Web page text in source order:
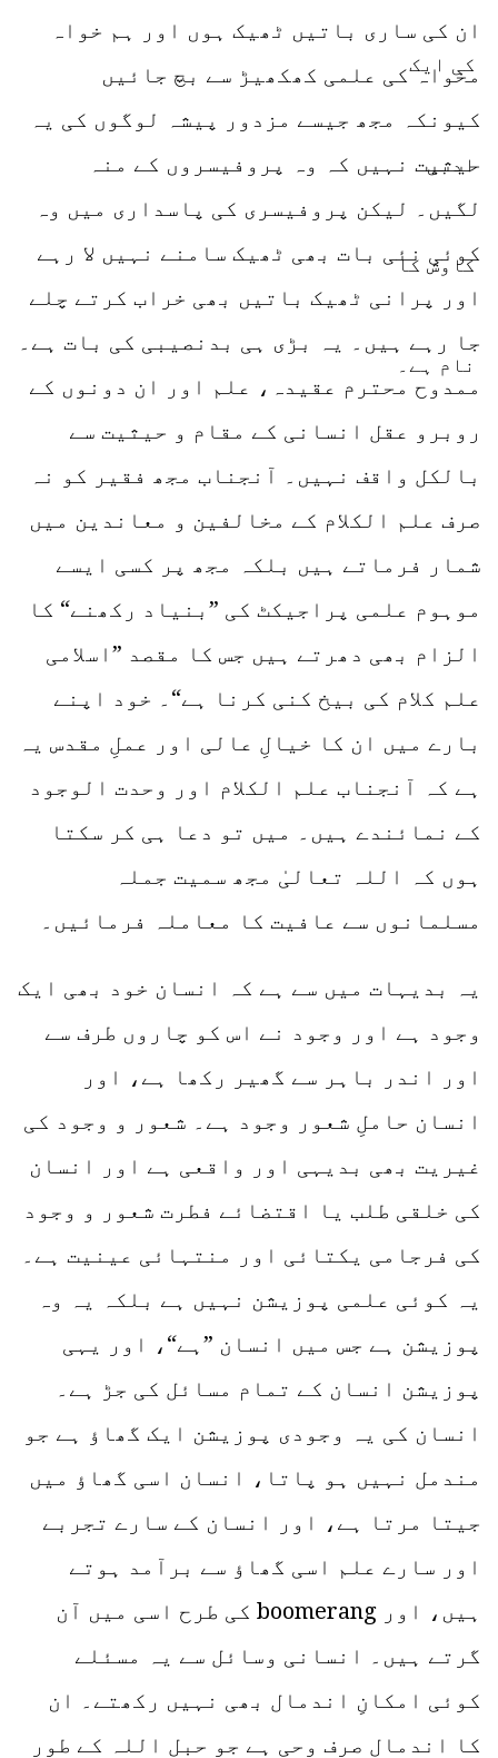
ان کی ساری باتیں ٹھیک ہوں اور ہم خواہ
مخواہ کی علمی کھکھیڑ سے بچ جائیں
کیونکہ مجھ جیسے مزدور پیشہ لوگوں کی یہ
حیثیت نہیں کہ وہ پروفیسروں کے منہ
لگیں۔ لیکن پروفیسری کی پاسداری میں وہ
کوئی نئی بات بھی ٹھیک سامنے نہیں لا رہے
اور پرانی ٹھیک باتیں بھی خراب کرتے چلے
جا رہے ہیں۔ یہ بڑی ہی بدنصیبی کی بات ہے۔
ممدوح محترم عقیدہ، علم اور ان دونوں کے
روبرو عقل انسانی کے مقام و حیثیت سے
بالکل واقف نہیں۔ آنجناب مجھ فقیر کو نہ
صرف علم الکلام کے مخالفین و معاندین میں
شمار فرماتے ہیں بلکہ مجھ پر کسی ایسے
موہوم علمی پراجیکٹ کی ”بنیاد رکھنے“ کا
الزام بھی دھرتے ہیں جس کا مقصد ”اسلامی
علم کلام کی بیخ کنی کرنا ہے“۔ خود اپنے
بارے میں ان کا خیالِ عالی اور عملِ مقدس یہ
ہے کہ آنجناب علم الکلام اور وحدت الوجود
کے نمائندے ہیں۔ میں تو دعا ہی کر سکتا
ہوں کہ اللہ تعالیٰ مجھ سمیت جملہ
مسلمانوں سے عافیت کا معاملہ فرمائیں۔
یہ بدیہات میں سے ہے کہ انسان خود بھی ایک
وجود ہے اور وجود نے اس کو چاروں طرف سے
اور اندر باہر سے گھیر رکھا ہے، اور
انسان حاملِ شعور وجود ہے۔ شعور و وجود کی
غیریت بھی بدیہی اور واقعی ہے اور انسان
کی خلقی طلب یا اقتضائے فطرت شعور و وجود
کی فرجامی یکتائی اور منتہائی عینیت ہے۔
یہ کوئی علمی پوزیشن نہیں ہے بلکہ یہ وہ
پوزیشن ہے جس میں انسان ”ہے“، اور یہی
پوزیشن انسان کے تمام مسائل کی جڑ ہے۔
انسان کی یہ وجودی پوزیشن ایک گھاؤ ہے جو
مندمل نہیں ہو پاتا، انسان اسی گھاؤ میں
جیتا مرتا ہے، اور انسان کے سارے تجربے
اور سارے علم اسی گھاؤ سے برآمد ہوتے
ہیں، اور boomerang کی طرح اسی میں آن
گرتے ہیں۔ انسانی وسائل سے یہ مسئلے
کوئی امکانِ اندمال بھی نہیں رکھتے۔ ان
کا اندمال صرف وحی ہے جو حبل اللہ کے طور